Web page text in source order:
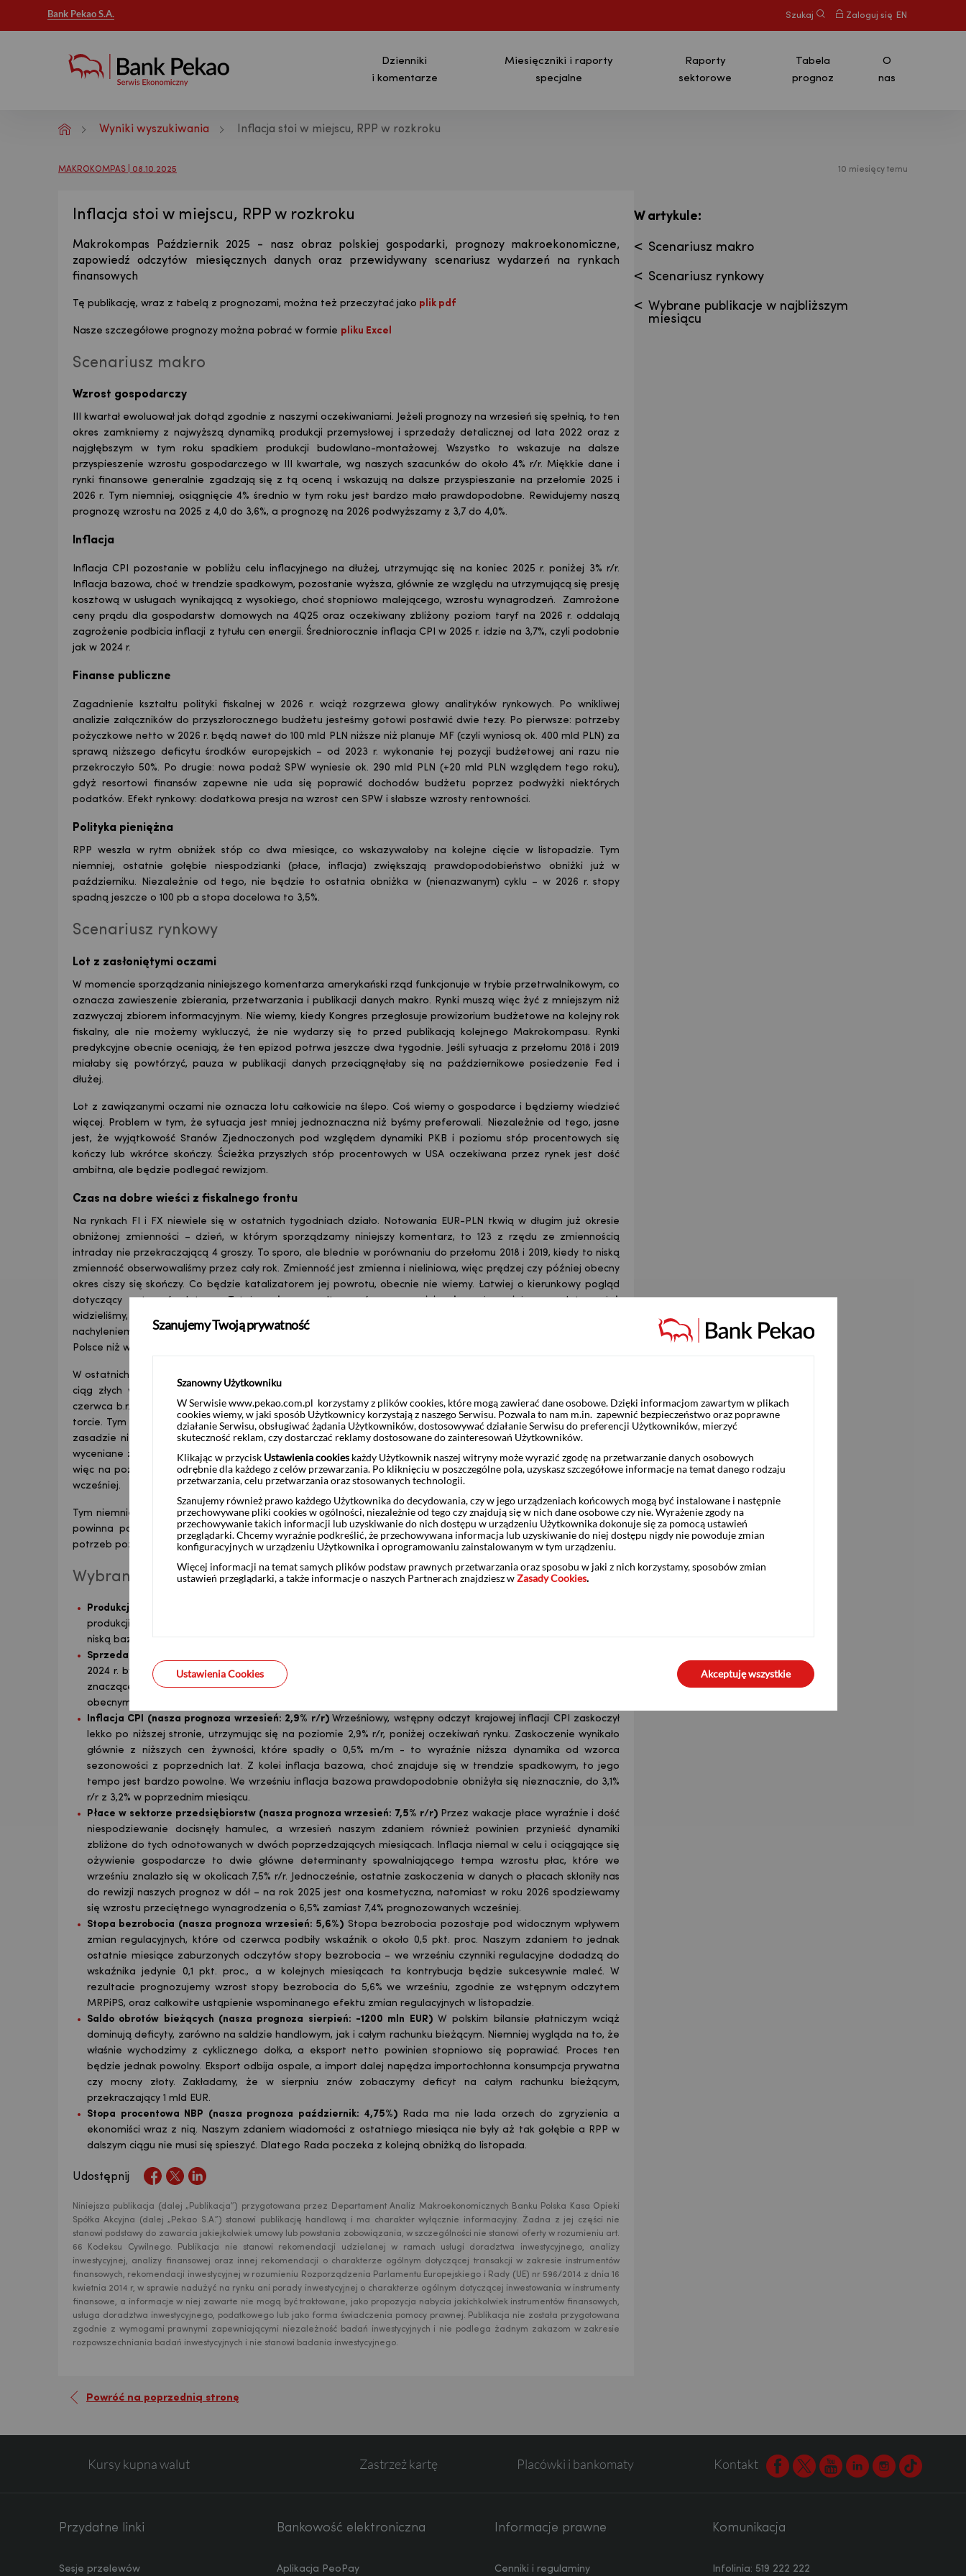
Bank Pekao S.A. Szukaj Zaloguj się EN
Dzienniki
i komentarze
Miesięczniki i raporty
specjalne
Raporty
sektorowe
Tabela
prognoz
O
nas
Analizy makroekonomiczne - Publikacja - Bank Pekao S.A.
Wyniki wyszukiwania Inflacja stoi w miejscu, RPP w rozkroku
MAKROKOMPAS | 08.10.2025 10 miesięcy temu
Inflacja stoi w miejscu, RPP w rozkroku
Makrokompas Październik 2025 - nasz obraz polskiej gospodarki, prognozy makroekonomiczne,
zapowiedź odczytów miesięcznych danych oraz przewidywany scenariusz wydarzeń na rynkach
finansowych
Tę publikację, wraz z tabelą z prognozami, można też przeczytać jako plik pdf
Nasze szczegółowe prognozy można pobrać w formie pliku Excel
Scenariusz makro
Wzrost gospodarczy
III kwartał ewoluował jak dotąd zgodnie z naszymi oczekiwaniami. Jeżeli prognozy na wrzesień się spełnią, to ten
okres zamkniemy z najwyższą dynamiką produkcji przemysłowej i sprzedaży detalicznej od lata 2022 oraz z
najgłębszym w tym roku spadkiem produkcji budowlano-montażowej. Wszystko to wskazuje na dalsze
przyspieszenie wzrostu gospodarczego w III kwartale, wg naszych szacunków do około 4% r/r. Miękkie dane i
rynki finansowe generalnie zgadzają się z tą oceną i wskazują na dalsze przyspieszanie na przełomie 2025 i
2026 r. Tym niemniej, osiągnięcie 4% średnio w tym roku jest bardzo mało prawdopodobne. Rewidujemy naszą
prognozę wzrostu na 2025 z 4,0 do 3,6%, a prognozę na 2026 podwyższamy z 3,7 do 4,0%.
Inflacja
Inflacja CPI pozostanie w pobliżu celu inflacyjnego na dłużej, utrzymując się na koniec 2025 r. poniżej 3% r/r.
Inflacja bazowa, choć w trendzie spadkowym, pozostanie wyższa, głównie ze względu na utrzymującą się presję
kosztową w usługach wynikającą z wysokiego, choć stopniowo malejącego, wzrostu wynagrodzeń. Zamrożone
ceny prądu dla gospodarstw domowych na 4Q25 oraz oczekiwany zbliżony poziom taryf na 2026 r. oddalają
zagrożenie podbicia inflacji z tytułu cen energii. Średniorocznie inflacja CPI w 2025 r. idzie na 3,7%, czyli podobnie
jak w 2024 r.
Finanse publiczne
Zagadnienie kształtu polityki fiskalnej w 2026 r. wciąż rozgrzewa głowy analityków rynkowych. Po wnikliwej
analizie załączników do przyszłorocznego budżetu jesteśmy gotowi postawić dwie tezy. Po pierwsze: potrzeby
pożyczkowe netto w 2026 r. będą nawet do 100 mld PLN niższe niż planuje MF (czyli wyniosą ok. 400 mld PLN) za
sprawą niższego deficytu środków europejskich – od 2023 r. wykonanie tej pozycji budżetowej ani razu nie
przekroczyło 50%. Po drugie: nowa podaż SPW wyniesie ok. 290 mld PLN (+20 mld PLN względem tego roku),
gdyż resortowi finansów zapewne nie uda się poprawić dochodów budżetu poprzez podwyżki niektórych
podatków. Efekt rynkowy: dodatkowa presja na wzrost cen SPW i słabsze wzrosty rentowności.
Polityka pieniężna
RPP weszła w rytm obniżek stóp co dwa miesiące, co wskazywałoby na kolejne cięcie w listopadzie. Tym
niemniej, ostatnie gołębie niespodzianki (płace, inflacja) zwiększają prawdopodobieństwo obniżki już w
październiku. Niezależnie od tego, nie będzie to ostatnia obniżka w (nienazwanym) cyklu – w 2026 r. stopy
spadną jeszcze o 100 pb a stopa docelowa to 3,5%.
Scenariusz rynkowy
Lot z zasłoniętymi oczami
W momencie sporządzania niniejszego komentarza amerykański rząd funkcjonuje w trybie przetrwalnikowym, co
oznacza zawieszenie zbierania, przetwarzania i publikacji danych makro. Rynki muszą więc żyć z mniejszym niż
zazwyczaj zbiorem informacyjnym. Nie wiemy, kiedy Kongres przegłosuje prowizorium budżetowe na kolejny rok
fiskalny, ale nie możemy wykluczyć, że nie wydarzy się to przed publikacją kolejnego Makrokompasu. Rynki
predykcyjne obecnie oceniają, że ten epizod potrwa jeszcze dwa tygodnie. Jeśli sytuacja z przełomu 2018 i 2019
miałaby się powtórzyć, pauza w publikacji danych przeciągnęłaby się na październikowe posiedzenie Fed i
dłużej.
Lot z zawiązanymi oczami nie oznacza lotu całkowicie na ślepo. Coś wiemy o gospodarce i będziemy wiedzieć
więcej. Problem w tym, że sytuacja jest mniej jednoznaczna niż byśmy preferowali. Niezależnie od tego, jasne
jest, że wyjątkowość Stanów Zjednoczonych pod względem dynamiki PKB i poziomu stóp procentowych się
kończy lub wkrótce skończy. Ścieżka przyszłych stóp procentowych w USA oczekiwana przez rynek jest dość
ambitna, ale będzie podlegać rewizjom.
Czas na dobre wieści z fiskalnego frontu
Na rynkach FI i FX niewiele się w ostatnich tygodniach działo. Notowania EUR-PLN tkwią w długim już okresie
obniżonej zmienności – dzień, w którym sporządzamy niniejszy komentarz, to 123 z rzędu ze zmiennością
intraday nie przekraczającą 4 groszy. To sporo, ale blednie w porównaniu do przełomu 2018 i 2019, kiedy to niską
zmienność obserwowaliśmy przez cały rok. Zmienność jest zmienna i nieliniowa, więc prędzej czy później obecny
okres ciszy się skończy. Co będzie katalizatorem jej powrotu, obecnie nie wiemy. Łatwiej o kierunkowy pogląd
dotyczący notowań złotego. Tutaj możemy podtrzymać naszą opinię, że najmocniejszego złotego już
widzieliśmy, na początku roku. W średnim okresie do łask wróci wieloletni trend wzrostowy na parze EUR-PLN (z
nachyleniem ok. 5 gr / rok), który należy wiązać z większym wzrostem nominalnych płac, cen i przychodów firm w
Polsce niż w strefie euro, ponad to, co wyjaśnia wyższy wzrost produktywności pracy.
W ostatnich kilku, kilkunastu tygodniach dużo uwagi ekonomistów i inwestorów przykuła polska polityka fiskalna –
ciąg złych wieści można datować od momentu publikacji notyfikacji fiskalnej za 2024 r., czyli od początku
czerwca b.r. Ostatnie dane o wykonaniu budżetu i detale przyszłorocznej ustawy budżetowej są już wisienką na
torcie. Tym niemniej, polskie papiery są handlowane po obecnych cenach już od kilku lat. Rentowność 10-latki w
zasadzie nie zmieniła się od ponad 2 lat. Tym niemniej, od połowy zeszłego roku średnie i długie papiery są
wyceniane z istotnym dyskontem do swapów – spready ASW dla tenoru 10-letniego oscylują wokół 90-100 pb, a
więc na poziomach, które kiedyś uznalibyśmy za problematyczne. Rynek uginał się od dodatkowej podaży już
wcześniej.
Tym niemniej, odnosimy wrażenie, że duża część złych wieści jest już wyceniona, poprawa sytuacji gospodarczej
powinna podbijać wpływy podatkowe (skutkując lepszym wykonaniem budżetu) a kwestia przyszłorocznych
potrzeb pożyczkowych jest naszym zdaniem mocno przesadzona.
Wybrane publikacje w najbliższym miesiącu
Produkcja przemysłowa (nasza prognoza wrzesień: 5,9% r/r)
produkcji przemysłowej we wrześniu z uwagi na korzystny układ kalendarza (dni robocze skaczą z -1 do +1 r/r),
niską bazę z poprzedniego roku i powolną odbudowę popytu w kraju i zagranicą.
Sprzedaż detaliczna (nasza prognoza wrzesień: 8,0% r/r)
2024 r. był wręcz szokująco słaby), pogoda sprzyjająca zakupom i długi czas na zakupy (kalendarz) sprzyjają
znaczącemu przyspieszeniu sprzedaży detalicznej. Naszym zdaniem będzie to najwyższa dynamika w
obecnym cyklu.
Inflacja CPI (nasza prognoza wrzesień: 2,9% r/r)Wrześniowy, wstępny odczyt krajowej inflacji CPI zaskoczył
lekko po niższej stronie, utrzymując się na poziomie 2,9% r/r, poniżej oczekiwań rynku. Zaskoczenie wynikało
głównie z niższych cen żywności, które spadły o 0,5% m/m - to wyraźnie niższa dynamika od wzorca
sezonowości z poprzednich lat. Z kolei inflacja bazowa, choć znajduje się w trendzie spadkowym, to jego
tempo jest bardzo powolne. We wrześniu inflacja bazowa prawdopodobnie obniżyła się nieznacznie, do 3,1%
r/r z 3,2% w poprzednim miesiącu.
Płace w sektorze przedsiębiorstw (nasza prognoza wrzesień: 7,5% r/r) Przez wakacje płace wyraźnie i dość
niespodziewanie docisnęły hamulec, a wrzesień naszym zdaniem również powinien przynieść dynamiki
zbliżone do tych odnotowanych w dwóch poprzedzających miesiącach. Inflacja niemal w celu i ociągające się
ożywienie gospodarcze to dwie główne determinanty spowalniającego tempa wzrostu płac, które we
wrześniu znalazło się w okolicach 7,5% r/r. Jednocześnie, ostatnie zaskoczenia w danych o płacach skłoniły nas
do rewizji naszych prognoz w dół – na rok 2025 jest ona kosmetyczna, natomiast w roku 2026 spodziewamy
się wzrostu przeciętnego wynagrodzenia o 6,5% zamiast 7,4% prognozowanych wcześniej.
Stopa bezrobocia (nasza prognoza wrzesień: 5,6%) Stopa bezrobocia pozostaje pod widocznym wpływem
zmian regulacyjnych, które od czerwca podbiły wskaźnik o około 0,5 pkt. proc. Naszym zdaniem to jednak
ostatnie miesiące zaburzonych odczytów stopy bezrobocia – we wrześniu czynniki regulacyjne dodadzą do
wskaźnika jedynie 0,1 pkt. proc., a w kolejnych miesiącach ta kontrybucja będzie sukcesywnie maleć. W
rezultacie prognozujemy wzrost stopy bezrobocia do 5,6% we wrześniu, zgodnie ze wstępnym odczytem
MRPiPS, oraz całkowite ustąpienie wspominanego efektu zmian regulacyjnych w listopadzie.
Saldo obrotów bieżących (nasza prognoza sierpień: -1200 mln EUR) W polskim bilansie płatniczym wciąż
dominują deficyty, zarówno na saldzie handlowym, jak i całym rachunku bieżącym. Niemniej wygląda na to, że
właśnie wychodzimy z cyklicznego dołka, a eksport netto powinien stopniowo się poprawiać. Proces ten
będzie jednak powolny. Eksport odbija ospale, a import dalej napędza importochłonna konsumpcja prywatna
czy mocny złoty. Zakładamy, że w sierpniu znów zobaczymy deficyt na całym rachunku bieżącym,
przekraczający 1 mld EUR.
Stopa procentowa NBP (nasza prognoza październik: 4,75%)
Rada ma nie lada orzech do zgryzienia a
ekonomiści wraz z nią. Naszym zdaniem wiadomości z ostatniego miesiąca nie były aż tak gołębie a RPP w
dalszym ciągu nie musi się spieszyć. Dlatego Rada poczeka z kolejną obniżką do listopada.
Udostępnij
Niniejsza publikacja (dalej „Publikacja”) przygotowana przez Departament Analiz Makroekonomicznych Banku Polska Kasa Opieki
Spółka Akcyjna (dalej „Pekao S.A.”) stanowi publikację handlową i ma charakter wyłącznie informacyjny. Żadna z jej części nie
stanowi podstawy do zawarcia jakiejkolwiek umowy lub powstania zobowiązania, w szczególności nie stanowi oferty w rozumieniu art.
66 Kodeksu Cywilnego. Publikacja nie stanowi rekomendacji udzielanej w ramach usługi doradztwa inwestycyjnego, analizy
inwestycyjnej, analizy finansowej oraz innej rekomendacji o charakterze ogólnym dotyczącej transakcji w zakresie instrumentów
finansowych, rekomendacji inwestycyjnej w rozumieniu Rozporządzenia Parlamentu Europejskiego i Rady (UE) nr 596/2014 z dnia 16
kwietnia 2014 r, w sprawie nadużyć na rynku ani porady inwestycyjnej o charakterze ogólnym dotyczącej inwestowania w instrumenty
finansowe, a informacje w niej zawarte nie mogą być traktowane, jako propozycja nabycia jakichkolwiek instrumentów finansowych,
usługa doradztwa inwestycyjnego, podatkowego lub jako forma świadczenia pomocy prawnej. Publikacja nie została przygotowana
zgodnie z wymogami prawnymi zapewniającymi niezależność badań inwestycyjnych i nie podlega żadnym zakazom w zakresie
rozpowszechniania badań inwestycyjnych i nie stanowi badania inwestycyjnego.
W artykule:
Scenariusz makro
Scenariusz rynkowy
Wybrane publikacje w najbliższym
miesiącu
Powróć na poprzednią stronę
Kursy kupna walut
USD
CHF
AED
AUD
CAD
HUF
JPY
CZK
DKK
SEK
RON
TRY
ILS
Zastrzeż kartę Placówki i bankomaty Kontakt Facebook
TwitterYoutubeLinkedinInstagram
TikTok
Przydatne linki
Sesje przelewów
Bankowość elektroniczna
Aplikacja PeoPay
Informacje prawne
Cenniki i regulaminy
Komunikacja
Infolinia: 519 222 222
Szanujemy Twoją prywatność
Szanowny Użytkowniku
W Serwisie www.pekao.com.pl korzystamy z plików cookies, które mogą zawierać dane osobowe. Dzięki informacjom zawartym w plikach
cookies wiemy, w jaki sposób Użytkownicy korzystają z naszego Serwisu. Pozwala to nam m.in. zapewnić bezpieczeństwo oraz poprawne
działanie Serwisu, obsługiwać żądania Użytkowników, dostosowywać działanie Serwisu do preferencji Użytkowników, mierzyć
skuteczność reklam, czy dostarczać reklamy dostosowane do zainteresowań Użytkowników.
Klikając w przycisk Ustawienia cookies każdy Użytkownik naszej witryny może wyrazić zgodę na przetwarzanie danych osobowych
odrębnie dla każdego z celów przewarzania. Po kliknięciu w poszczególne pola, uzyskasz szczegółowe informacje na temat danego rodzaju
przetwarzania, celu przetwarzania oraz stosowanych technologii.
Szanujemy również prawo każdego Użytkownika do decydowania, czy w jego urządzeniach końcowych mogą być instalowane i następnie
przechowywane pliki cookies w ogólności, niezależnie od tego czy znajdują się w nich dane osobowe czy nie. Wyrażenie zgody na
przechowywanie takich informacji lub uzyskiwanie do nich dostępu w urządzeniu Użytkownika dokonuje się za pomocą ustawień
przeglądarki. Chcemy wyraźnie podkreślić, że przechowywana informacja lub uzyskiwanie do niej dostępu nigdy nie powoduje zmian
konfiguracyjnych w urządzeniu Użytkownika i oprogramowaniu zainstalowanym w tym urządzeniu.
Więcej informacji na temat samych plików podstaw prawnych przetwarzania oraz sposobu w jaki z nich korzystamy, sposobów zmian
ustawień przeglądarki, a także informacje o naszych Partnerach znajdziesz wZasady Cookies.
Ustawienia Cookies Akceptuję wszystkie